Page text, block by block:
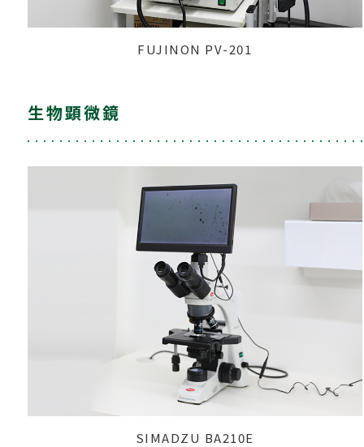
FUJINON PV-201
生物顕微鏡
SIMADZU BA210E